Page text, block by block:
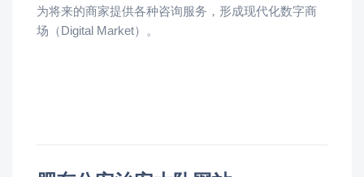
为将来的商家提供各种咨询服务，形成现代化数字商
场（Digital Market）。